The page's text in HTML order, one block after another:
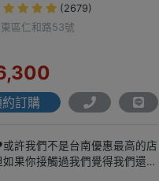
(2679)
區仁和路53號
訂購
我們不是台南優惠最高的店
如果你接觸過我們覺得我們還可